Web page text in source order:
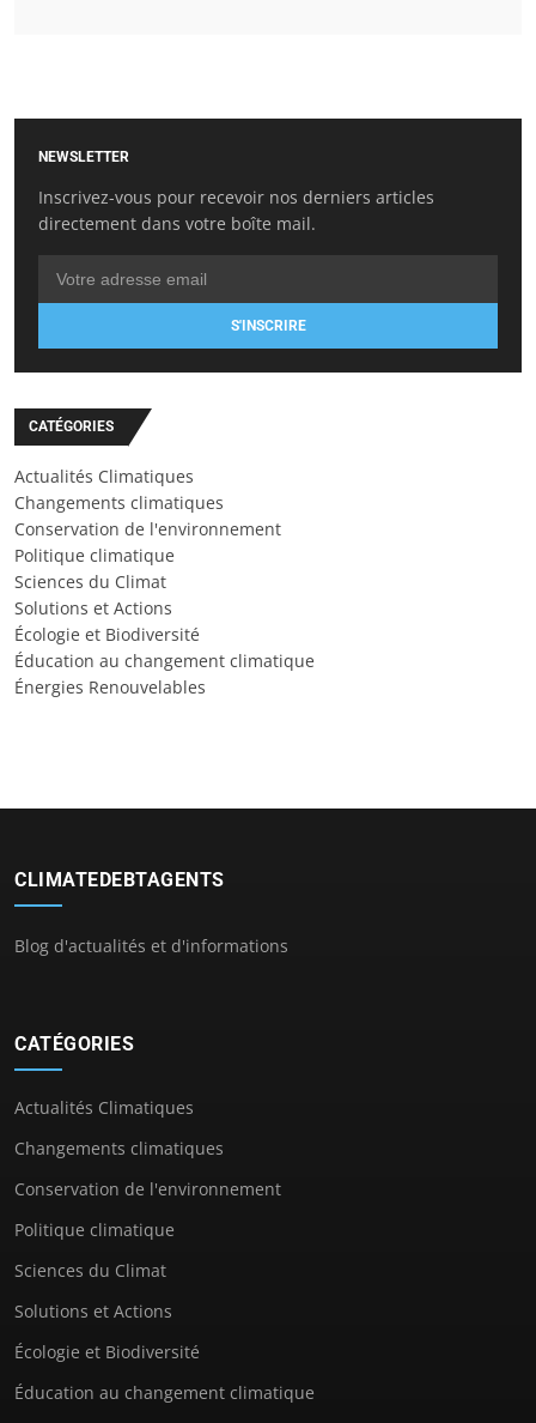
NEWSLETTER
Inscrivez-vous pour recevoir nos derniers articles
directement dans votre boîte mail.
S'INSCRIRE
CATÉGORIES
Actualités Climatiques
Changements climatiques
Conservation de l'environnement
Politique climatique
Sciences du Climat
Solutions et Actions
Écologie et Biodiversité
Éducation au changement climatique
Énergies Renouvelables
CLIMATEDEBTAGENTS
Blog d'actualités et d'informations
CATÉGORIES
Actualités Climatiques
Changements climatiques
Conservation de l'environnement
Politique climatique
Sciences du Climat
Solutions et Actions
Écologie et Biodiversité
Éducation au changement climatique